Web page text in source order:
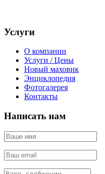
Услуги
О компании
Услуги / Цены
Новый маховик
Энциклопедия
Фотогалерея
Контакты
Написать нам